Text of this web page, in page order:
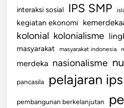
interaksi sosial IPS SMP
kegiatan ekonomi
kolonial kolonialisme
masyarakat masyarakat indonesia
merdeka nasionalisme
pancasila pelajaran ips
pembangunan berkelanjutan